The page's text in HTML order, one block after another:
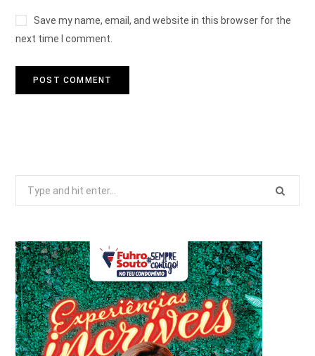
Save my name, email, and website in this browser for the
next time I comment.